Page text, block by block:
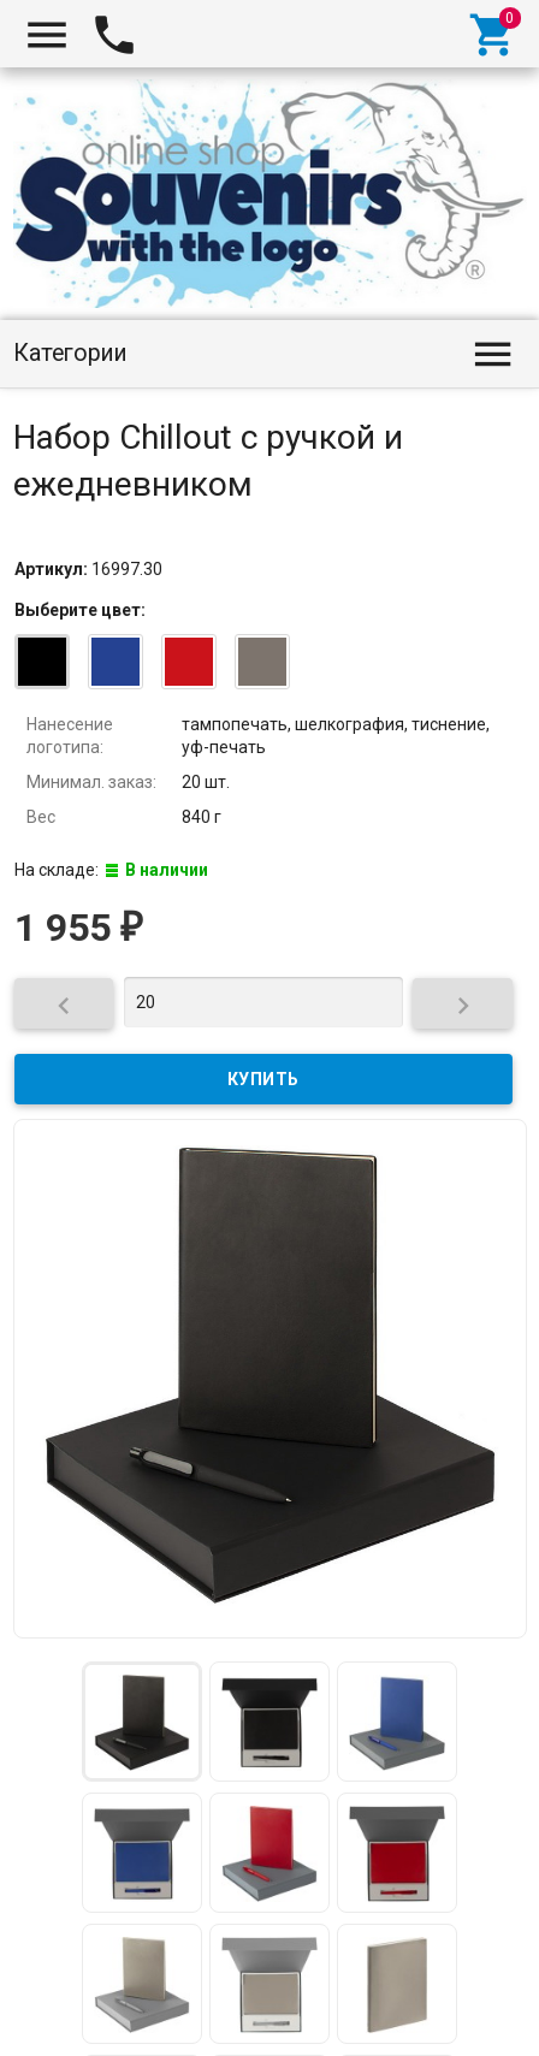
  
Категории 
Набор Chillout с ручкой и
ежедневником
Артикул: 16997.30
Выберите цвет:
Нанесение
логотипа:
тампопечать, шелкография, тиснение,
уф-печать
Минимал. заказ:
20 шт.
Вес
840 г
На складе: В наличии
1 955 ₽
 